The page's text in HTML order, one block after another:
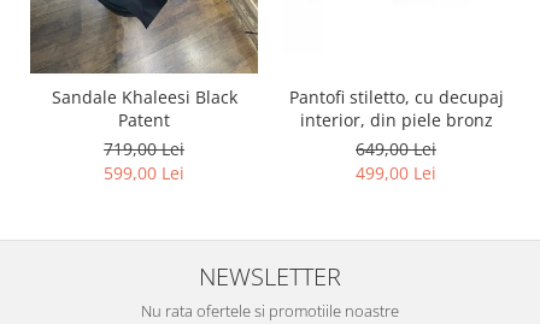
Sandale Khaleesi Black
Patent
719,00 Lei
599,00 Lei
Pantofi stiletto, cu decupaj
interior, din piele bronz
649,00 Lei
499,00 Lei
NEWSLETTER
Nu rata ofertele si promotiile noastre